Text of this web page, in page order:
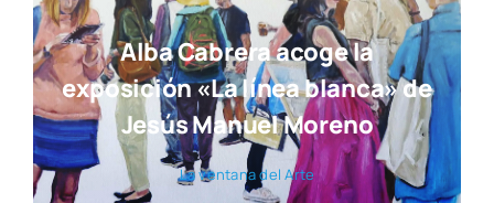
Alba Cabrera acoge la
exposición «La línea blanca» de
Jesús Manuel Moreno
La ven­ta­na del Arte